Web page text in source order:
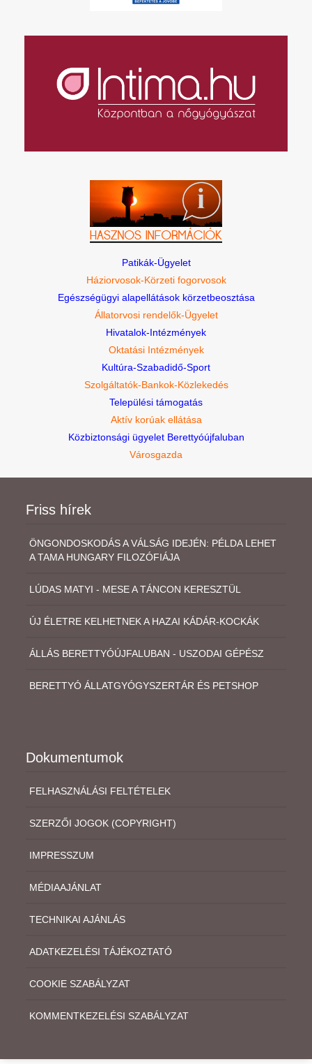
Patikák-Ügyelet
Háziorvosok-Körzeti fogorvosok
Egészségügyi alapellátások körzetbeosztása
Állatorvosi rendelők-Ügyelet
Hivatalok-Intézmények
Oktatási Intézmények
Kultúra-Szabadidő-Sport
Szolgáltatók-Bankok-Közlekedés
Települési támogatás
Aktív korúak ellátása
Közbiztonsági ügyelet Berettyóújfaluban
Városgazda
Friss hírek
ÖNGONDOSKODÁS A VÁLSÁG IDEJÉN: PÉLDA LEHET
A TAMA HUNGARY FILOZÓFIÁJA
LÚDAS MATYI - MESE A TÁNCON KERESZTÜL
ÚJ ÉLETRE KELHETNEK A HAZAI KÁDÁR-KOCKÁK
ÁLLÁS BERETTYÓÚJFALUBAN - USZODAI GÉPÉSZ
BERETTYÓ ÁLLATGYÓGYSZERTÁR ÉS PETSHOP
Dokumentumok
FELHASZNÁLÁSI FELTÉTELEK
SZERZŐI JOGOK (COPYRIGHT)
IMPRESSZUM
MÉDIAAJÁNLAT
TECHNIKAI AJÁNLÁS
ADATKEZELÉSI TÁJÉKOZTATÓ
COOKIE SZABÁLYZAT
KOMMENTKEZELÉSI SZABÁLYZAT